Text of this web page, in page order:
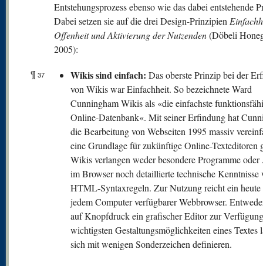
Entstehungsprozess ebenso wie das dabei entstehende
Dabei setzen sie auf die drei Design-Prinzipien
Offenheit und Aktivierung der Nutzenden(Döbeli
2005):
¶ 37 Wikis sind einfach: Das oberste Prinzip bei der
von Wikis war Einfachheit. So bezeichnete Ward
Cunningham Wikis als «die einfachste
Online-Datenbank«. Mit seiner Erfindung hat
die Bearbeitung von Webseiten 1995 massiv
eine Grundlage für zukünftige Online-Texteditoren
Wikis verlangen weder besondere Programme
im Browser noch detaillierte technische
HTML-Syntaxregeln. Zur Nutzung reicht ein heute
jedem Computer verfügbarer Webbrowser.
auf Knopfdruck ein grafischer Editor zur
wichtigsten Gestaltungsmöglichkeiten eines Textes
sich mit wenigen Sonderzeichen definieren.